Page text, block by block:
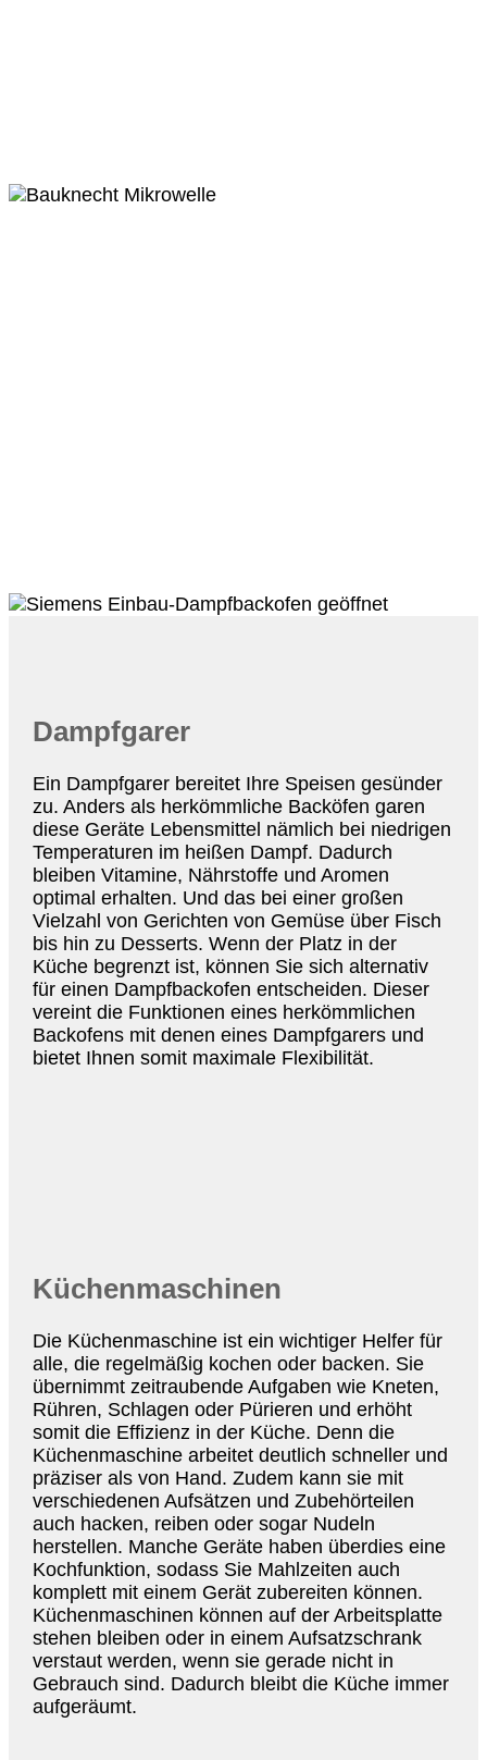
Dampfgarer
Ein Dampfgarer bereitet Ihre Speisen gesünder
zu. Anders als herkömmliche Backöfen garen
diese Geräte Lebensmittel nämlich bei niedrigen
Temperaturen im heißen Dampf. Dadurch
bleiben Vitamine, Nährstoffe und Aromen
optimal erhalten. Und das bei einer großen
Vielzahl von Gerichten von Gemüse über Fisch
bis hin zu Desserts. Wenn der Platz in der
Küche begrenzt ist, können Sie sich alternativ
für einen Dampfbackofen entscheiden. Dieser
vereint die Funktionen eines herkömmlichen
Backofens mit denen eines Dampfgarers und
bietet Ihnen somit maximale Flexibilität.
Küchenmaschinen
Die Küchenmaschine ist ein wichtiger Helfer für
alle, die regelmäßig kochen oder backen. Sie
übernimmt zeitraubende Aufgaben wie Kneten,
Rühren, Schlagen oder Pürieren und erhöht
somit die Effizienz in der Küche. Denn die
Küchenmaschine arbeitet deutlich schneller und
präziser als von Hand. Zudem kann sie mit
verschiedenen Aufsätzen und Zubehörteilen
auch hacken, reiben oder sogar Nudeln
herstellen. Manche Geräte haben überdies eine
Kochfunktion, sodass Sie Mahlzeiten auch
komplett mit einem Gerät zubereiten können.
Küchenmaschinen können auf der Arbeitsplatte
stehen bleiben oder in einem Aufsatzschrank
verstaut werden, wenn sie gerade nicht in
Gebrauch sind. Dadurch bleibt die Küche immer
aufgeräumt.